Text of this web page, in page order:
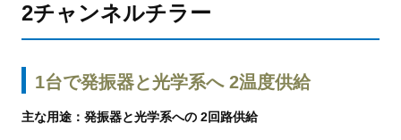
2チャンネルチラー
1台で発振器と光学系へ 2温度供給
主な用途：発振器と光学系への 2回路供給